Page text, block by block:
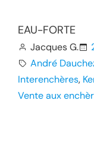
EAU-FORTE
Jacques G.
André
Interenchères,
Vente aux